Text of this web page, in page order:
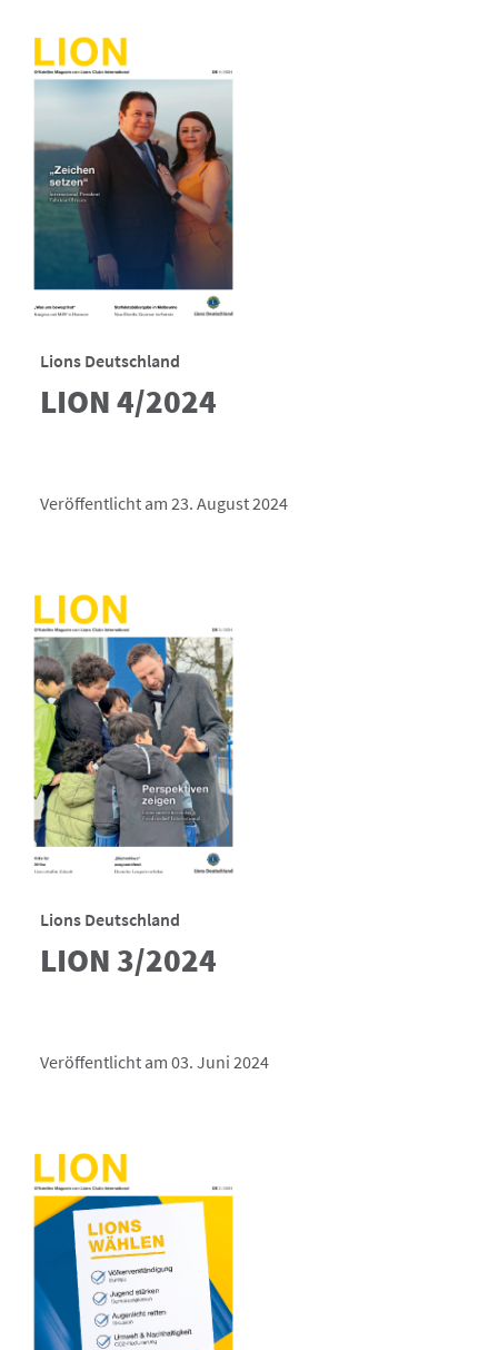
Lions Deutschland
LION 4/2024
Veröffentlicht am 23. August 2024
Lions Deutschland
LION 3/2024
Veröffentlicht am 03. Juni 2024